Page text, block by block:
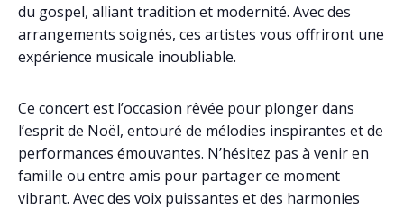
du gospel, alliant tradition et modernité. Avec des
arrangements soignés, ces artistes vous offriront une
expérience musicale inoubliable.
Ce concert est l’occasion rêvée pour plonger dans
l’esprit de Noël, entouré de mélodies inspirantes et de
performances émouvantes. N’hésitez pas à venir en
famille ou entre amis pour partager ce moment
vibrant. Avec des voix puissantes et des harmonies